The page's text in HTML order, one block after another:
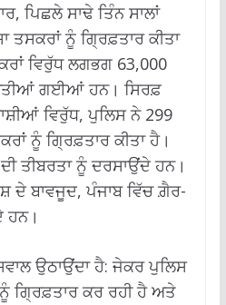
ਪਿਛਲੇ ਸਾਢੇ ਤਿੰਨ ਸਾਲਾਂ
ਤਸਕਰਾਂ ਨੂੰ ਗ੍ਰਿਫ਼ਤਾਰ ਕੀਤਾ
ਵਿਰੁੱਧ ਲਗਭਗ 63,000
ਗਈਆਂ ਹਨ। ਸਿਰਫ਼
ਵਿਰੁੱਧ, ਪੁਲਿਸ ਨੇ 299
ਨੂੰ ਗ੍ਰਿਫ਼ਤਾਰ ਕੀਤਾ ਹੈ।
ਤੀਬਰਤਾ ਨੂੰ ਦਰਸਾਉਂਦੇ ਹਨ।
ਦੇ ਬਾਵਜੂਦ, ਪੰਜਾਬ ਵਿੱਚ ਗ਼ੈਰ-
ਹਨ।
ਉਠਾਉਂਦਾ ਹੈ: ਜੇਕਰ ਪੁਲਿਸ
ਨੂੰ ਗ੍ਰਿਫ਼ਤਾਰ ਕਰ ਰਹੀ ਹੈ ਅਤੇ